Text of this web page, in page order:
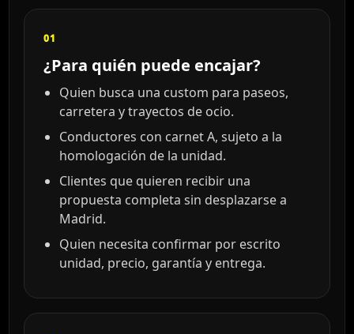
01
¿Para quién puede encajar?
Quien busca una custom para paseos,
carretera y trayectos de ocio.
Conductores con carnet A, sujeto a la
homologación de la unidad.
Clientes que quieren recibir una
propuesta completa sin desplazarse a
Madrid.
Quien necesita confirmar por escrito
unidad, precio, garantía y entrega.